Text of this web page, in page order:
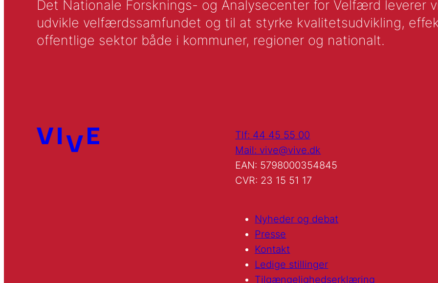
Det Nationale Forsknings- og Analysecenter for Velfærd leverer
udvikle velfærdssamfundet og til at styrke kvalitetsudvikling,
offentlige sektor både i kommuner, regioner og nationalt.
Tlf: 44 45 55 00
Mail: vive@vive.dk
EAN: 5798000354845
CVR: 23 15 51 17
Nyheder og debat
Presse
Kontakt
Ledige stillinger
Tilgængelighedserklæring